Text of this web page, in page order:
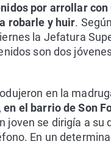
por arrollar con
robarle y huir.
la Jefatura
son dos
en la
en el barrio de Son
joven se dirigía a su
En un